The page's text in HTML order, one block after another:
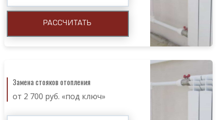
РАССЧИТАТЬ
Замена стояков отопления
от 2 700 руб. «под ключ»